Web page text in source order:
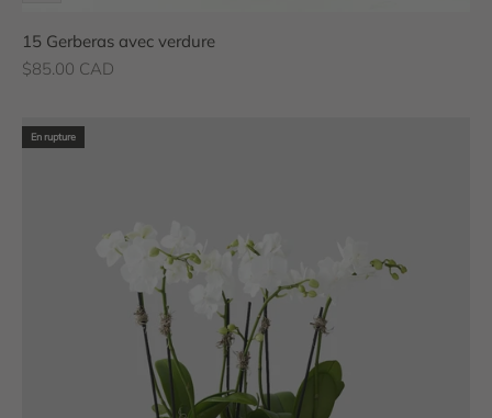
15 Gerberas avec verdure
Prix de vente
$85.00 CAD
En rupture